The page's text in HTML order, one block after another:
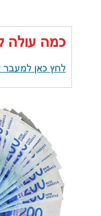
כמה עולה
לחץ כאן למעבר